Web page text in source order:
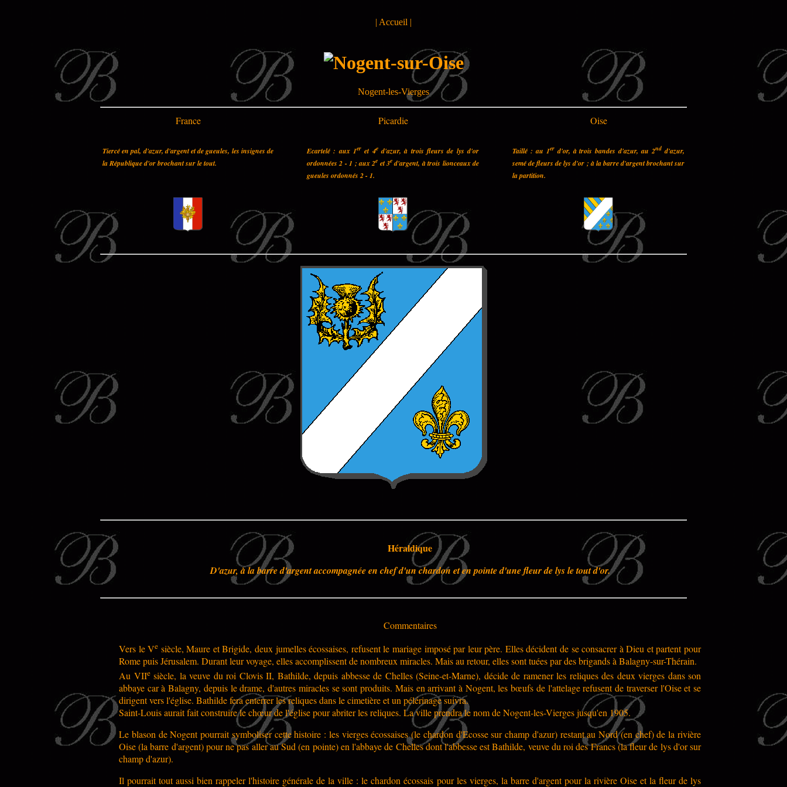
| Accueil |
Nogent-les-Vierges
France Picardie Oise
Tiercé en pal, d'azur, d'argent et de gueules, les insignes de
la République d'or brochant sur le tout.
Ecartelé : aux 1er et 4ed'azur, à trois fleurs de lys d'or
ordonnées 2 - 1 ; aux 2e et 3ed'argent, à trois lionceaux de
gueules ordonnés 2 - 1.
Taillé : au 1erd'or, à trois bandes d'azur, au 2nd d'azur,
semé de fleurs de lys d'or ; à la barre d'argent brochant sur
la partition.
Héraldique
D'azur, à la barre d'argent accompagnée en chef d'un chardon et en pointe d'une fleur de lys le tout d'or.
Commentaires
Vers le Ve siècle, Maure et Brigide, deux jumelles écossaises, refusent le mariage imposé par leur père. Elles décident de se consacrer à Dieu et partent pour
Rome puis Jérusalem. Durant leur voyage, elles accomplissent de nombreux miracles. Mais au retour, elles sont tuées par des brigands à Balagny-sur-Thérain.
Au VIIesiècle, la veuve du roi Clovis II, Bathilde, depuis abbesse de Chelles (Seine-et-Marne), décide de ramener les reliques des deux vierges dans son
abbaye car à Balagny, depuis le drame, d'autres miracles se sont produits. Mais en arrivant à Nogent, les bœufs de l'attelage refusent de traverser l'Oise et se
dirigent vers l'église. Bathilde fera enterrer les reliques dans le cimetière et un pélérinage suivra.
Saint-Louis aurait fait construire le chœur de l'église pour abriter les reliques. La ville prendra le nom de Nogent-les-Vierges jusqu'en 1905.
Le blason de Nogent pourrait symboliser cette histoire : les vierges écossaises (le chardon d'Ecosse sur champ d'azur) restant au Nord (en chef) de la rivière
Oise (la barre d'argent) pour ne pas aller au Sud (en pointe) en l'abbaye de Chelles dont l'abbesse est Bathilde, veuve du roi des Francs (la fleur de lys d'or sur
champ d'azur).
Il pourrait tout aussi bien rappeler l'histoire générale de la ville : le chardon écossais pour les vierges, la barre d'argent pour la rivière Oise et la fleur de lys